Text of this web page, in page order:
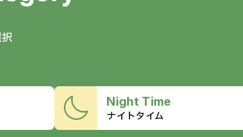
ナイトタイム